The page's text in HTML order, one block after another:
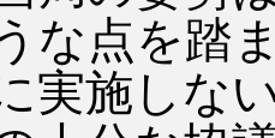
な点を踏
実施しな